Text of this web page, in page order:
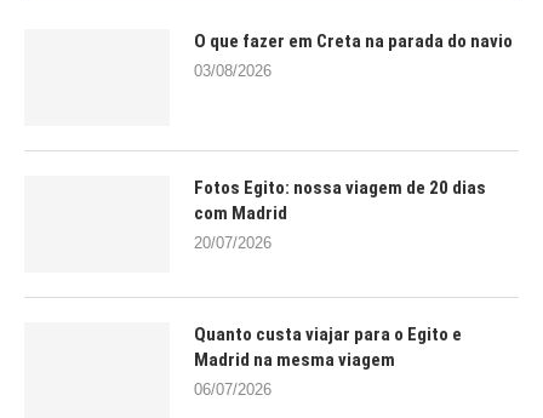
O que fazer em Creta na parada do navio
03/08/2026
Fotos Egito: nossa viagem de 20 dias
com Madrid
20/07/2026
Quanto custa viajar para o Egito e
Madrid na mesma viagem
06/07/2026